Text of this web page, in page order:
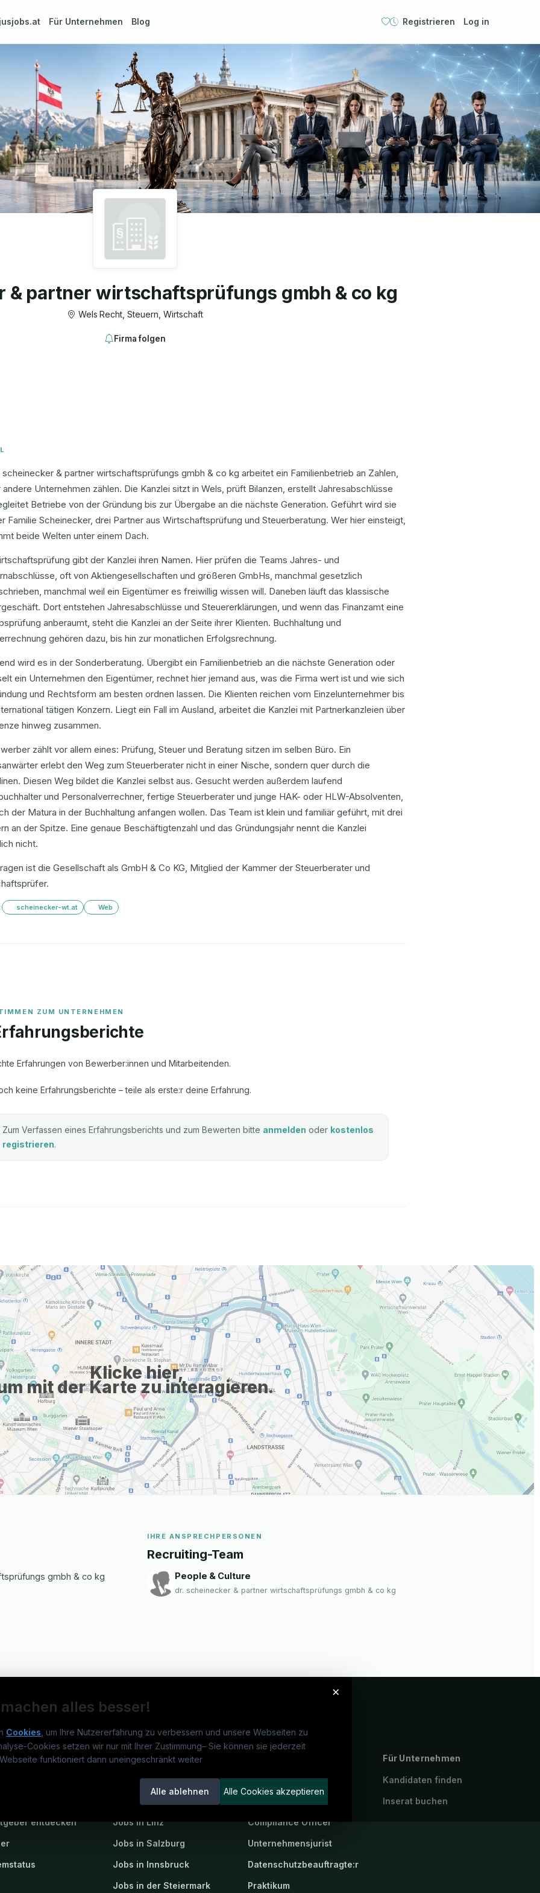
Für Unternehmen Blog Registrieren Log in
& partner wirtschaftsprüfungs gmbh & co kg
Wels·Recht, Steuern, Wirtschaft
Firma folgen
scheinecker & partner wirtschaftsprüfungs gmbh & co kg arbeitet ein Familienbetrieb an Zahlen,
andere Unternehmen zählen. Die Kanzlei sitzt in Wels, prüft Bilanzen, erstellt Jahresabschlüsse
Betriebe von der Gründung bis zur Übergabe an die nächste Generation. Geführt wird sie
Familie Scheinecker, drei Partner aus Wirtschaftsprüfung und Steuerberatung. Wer hier einsteigt,
beide Welten unter einem Dach.
gibt der Kanzlei ihren Namen. Hier prüfen die Teams Jahres- und
oft von Aktiengesellschaften und größeren GmbHs, manchmal gesetzlich
manchmal weil ein Eigentümer es freiwillig wissen will. Daneben läuft das klassische
Dort entstehen Jahresabschlüsse und Steuererklärungen, und wenn das Finanzamt eine
anberaumt, steht die Kanzlei an der Seite ihrer Klienten. Buchhaltung und
gehören dazu, bis hin zur monatlichen Erfolgsrechnung.
wird es in der Sonderberatung. Übergibt ein Familienbetrieb an die nächste Generation oder
ein Unternehmen den Eigentümer, rechnet hier jemand aus, was die Firma wert ist und wie sich
und Rechtsform am besten ordnen lassen. Die Klienten reichen vom Einzelunternehmer bis
tätigen Konzern. Liegt ein Fall im Ausland, arbeitet die Kanzlei mit Partnerkanzleien über
hinweg zusammen.
zählt vor allem eines: Prüfung, Steuer und Beratung sitzen im selben Büro. Ein
erlebt den Weg zum Steuerberater nicht in einer Nische, sondern quer durch die
Diesen Weg bildet die Kanzlei selbst aus. Gesucht werden außerdem laufend
und Personalverrechner, fertige Steuerberater und junge HAK- oder HLW-Absolventen,
der Matura in der Buchhaltung anfangen wollen. Das Team ist klein und familiär geführt, mit drei
an der Spitze. Eine genaue Beschäftigtenzahl und das Gründungsjahr nennt die Kanzlei
nicht.
ist die Gesellschaft als GmbH & Co KG, Mitglied der Kammer der Steuerberater und
scheinecker-wt.at Web
Erfahrungen von Bewerber:innen und Mitarbeitenden.
keine Erfahrungsberichte – teile als erste:r deine Erfahrung.
Zum Verfassen eines Erfahrungsberichts und zum Bewerten bitte anmelden oder kostenlos
registrieren.
Klicke hier,
mit der Karte zu interagieren.
gmbh & co kg
IHRE ANSPRECHPERSONEN
Recruiting-Team
People & Culture
dr. scheinecker & partner wirtschaftsprüfungs gmbh & co kg
×
alles besser!
Cookies , um Ihre Nutzererfahrung zu verbessern und unsere Webseiten zu
Cookies setzen wir nur mit Ihrer Zustimmung– Sie können sie jederzeit
funktioniert dann uneingeschränkt weiter
Alle ablehnen Alle Cookies akzeptieren
entdecken
Jobs
Jobs in Wien
Jobs in Linz
Jobs in Salzburg
Jobs in Innsbruck
Jobs in der Steiermark
Steuerrecht
Compliance Officer
Unternehmensjurist
Datenschutzbeauftragte:r
Praktikum
Für Unternehmen
Kandidaten finden
Inserat buchen